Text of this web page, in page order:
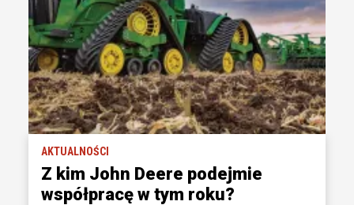
AKTUALNOŚCI
Z kim John Deere podejmie
współpracę w tym roku?